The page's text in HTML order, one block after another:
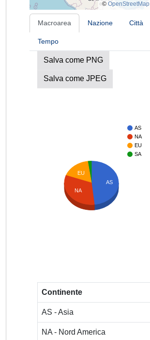
© OpenStreetMap
Macroarea Nazione Città
Tempo
Salva come PNG
Salva come JPEG
AS
NA
EU
SA
AS
EU
NA
Continente
AS - Asia
NA - Nord America